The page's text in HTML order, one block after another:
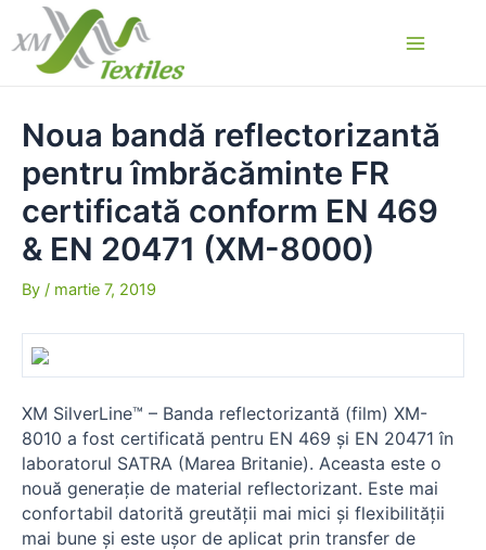
content
Noua bandă reflectorizantă
pentru îmbrăcăminte FR
certificată conform EN 469
& EN 20471 (XM-8000)
By / martie 7, 2019
XM SilverLine™ – Banda reflectorizantă (film) XM-
8010 a fost certificată pentru EN 469 și EN 20471 în
laboratorul SATRA (Marea Britanie). Aceasta este o
nouă generație de material reflectorizant. Este mai
confortabil datorită greutății mai mici și flexibilității
mai bune și este ușor de aplicat prin transfer de